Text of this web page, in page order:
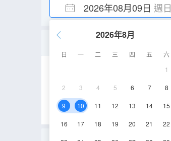
2026年08月09日 週日
2026年8月
日 一 二 三 四 五
六
1
2 3 4 5 6 7 8
9 10 11 12 13 14 15
16 17 18 19 20 21 22